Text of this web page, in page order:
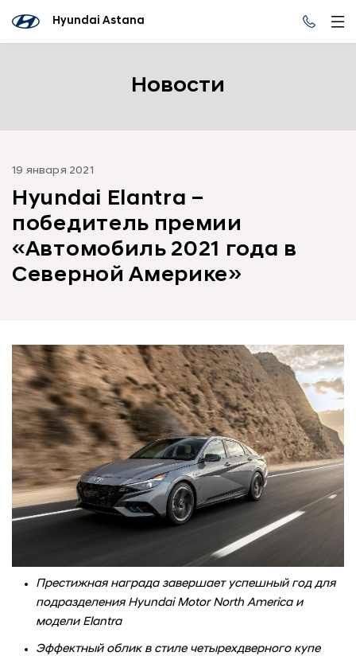
Hyundai Astana
Новости
19 января 2021
Hyundai Elantra –
победитель премии
«Автомобиль 2021 года в
Северной Америке»
Престижная награда завершает успешный год для
подразделения Hyundai Motor North America и
модели Elantra
Эффектный облик в стиле четырехдверного купе